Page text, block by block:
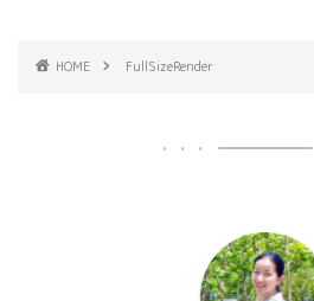
HOME FullSizeRender